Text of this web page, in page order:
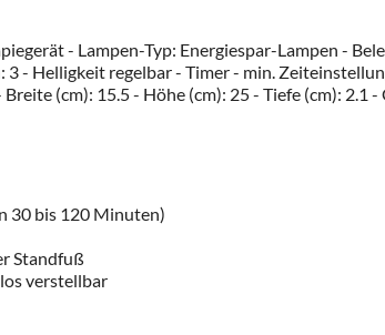
- Lampen-Typ: Energiespar-Lampen -
3 - Helligkeit regelbar - Timer - min.
(cm): 15.5 - Höhe (cm): 25 - Tiefe (cm):
30 bis 120 Minuten)
Standfuß
verstellbar